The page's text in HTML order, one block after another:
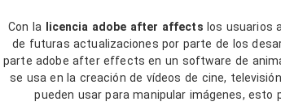
Con la licencia adobe after affects los usuarios
de futuras actualizaciones por parte de los
parte adobe after effects en un software de
se usa en la creación de vídeos de cine,
pueden usar para manipular imágenes,